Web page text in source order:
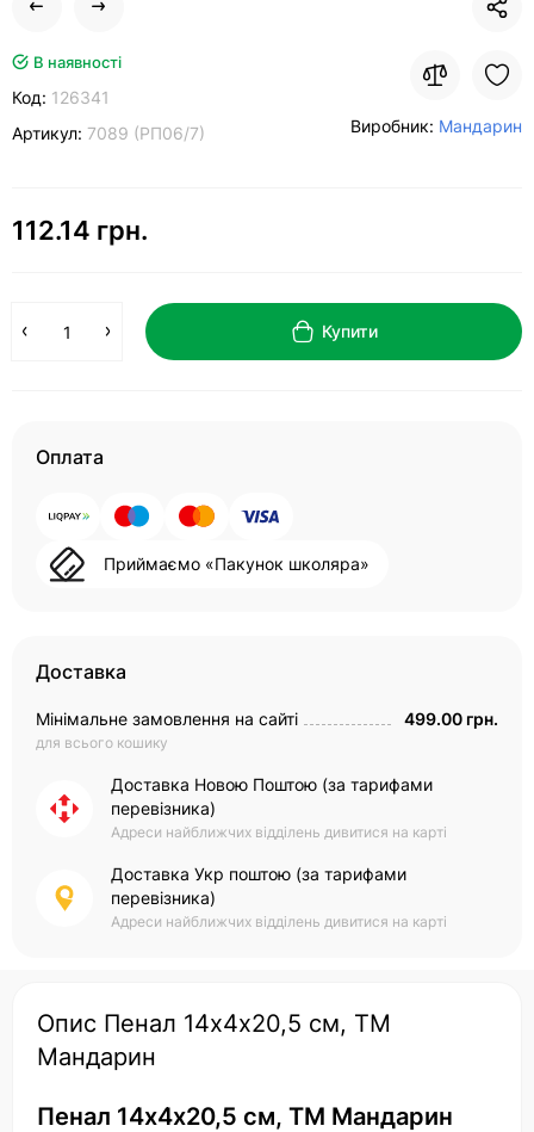
В наявності
Код: 126341
Артикул: 7089 (РП06/7) Виробник: Мандарин
112.14 грн.
Купити
Оплата
Приймаємо «Пакунок школяра»
Доставка
Мінімальне замовлення на сайті
для всього кошику
499.00 грн.
Доставка Новою Поштою (за тарифами
перевізника)
Адреси найближчих відділень дивитися на карті
Доставка Укр поштою (за тарифами
перевізника)
Адреси найближчих відділень дивитися на карті
Опис Пенал 14х4х20,5 см, ТМ
Мандарин
Пенал 14х4х20,5 см, ТМ Мандарин